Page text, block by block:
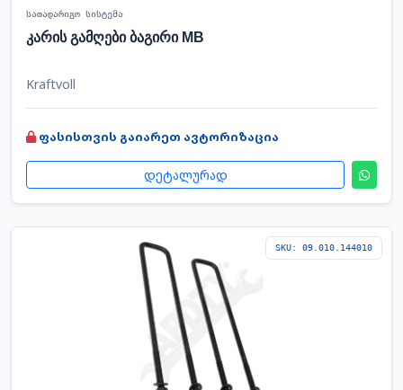
სათადარიგო სისტემა
კარის გამღები ბაგირი MB
Kraftvoll
ფასისთვის გაიარეთ ავტორიზაცია
დეტალურად
SKU: 09.010.144010